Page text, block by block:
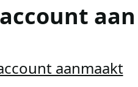
aan
aanmaakt